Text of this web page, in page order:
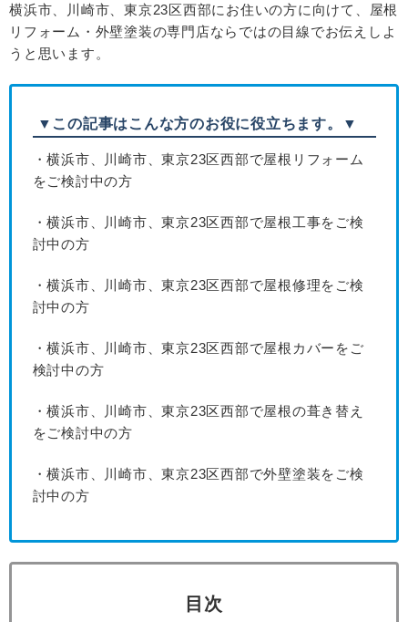
横浜市、川崎市、東京23区西部にお住いの方に向けて、
屋根
リフォーム・外壁塗装の専門店ならではの目線でお伝えしよ
うと思います。
▼この記事はこんな方のお役に役立ちます。▼
・横浜市、川崎市、東京23区西部で屋根リフォーム
をご検討中の方
・横浜市、川崎市、東京23区西部で屋根工事をご検
討中の方
・横浜市、川崎市、東京23区西部で屋根修理をご検
討中の方
・横浜市、川崎市、東京23区西部で屋根カバーをご
検討中の方
・横浜市、川崎市、東京23区西部で屋根の葺き替え
をご検討中の方
・横浜市、川崎市、東京23区西部で外壁塗装をご検
討中の方
目次